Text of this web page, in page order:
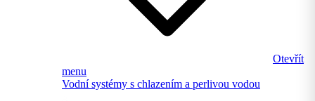
Otevřít
menu
Vodní systémy s chlazením a perlivou vodou